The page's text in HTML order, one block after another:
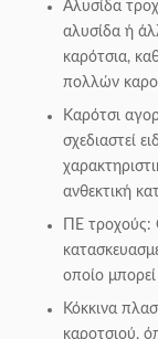
Αλυσίδα
αλυσίδα ή
καρότσια,
πολλών
Καρότσι
σχεδιαστεί
ανθεκτική
ΠΕ τροχούς:
οποίο
Κόκκινα
καροτσιού,